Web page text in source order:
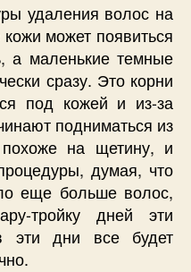
удаления волос на
может появиться
а маленькие темные
сразу. Это корни
под кожей и из-за
подниматься из
на щетину, и
думая, что
еще больше волос,
тройку дней эти
эти дни все будет